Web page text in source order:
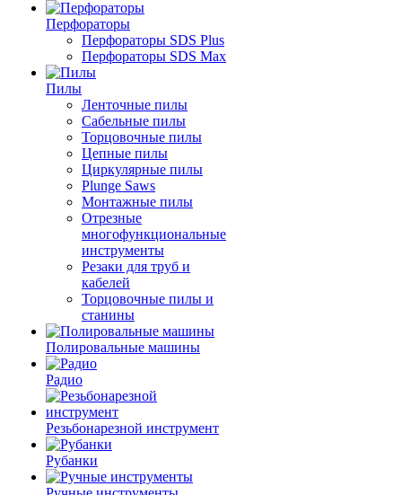
Перфораторы
Перфораторы SDS Plus
Перфораторы SDS Max
Пилы
Ленточные пилы
Сабельные пилы
Торцовочные пилы
Цепные пилы
Циркулярные пилы
Plunge Saws
Монтажные пилы
Отрезные
многофункциональные
инструменты
Резаки для труб и
кабелей
Торцовочные пилы и
станины
Полировальные машины
Радио
Резьбонарезной инструмент
Рубанки